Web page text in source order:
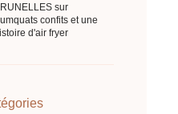
sur
confits et une
d'air fryer